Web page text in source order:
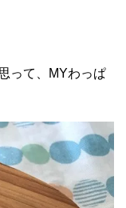
って、MYわっぱ